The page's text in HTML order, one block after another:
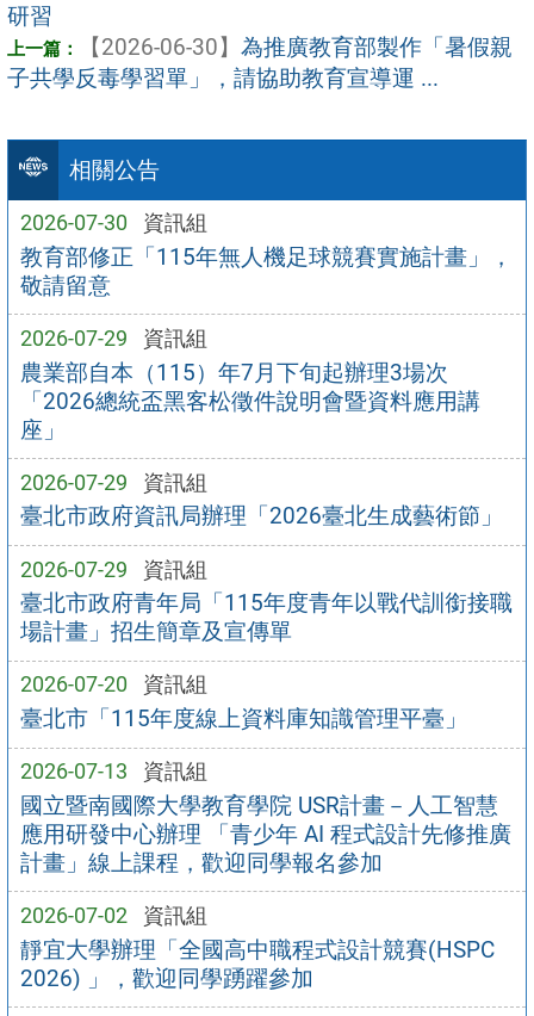
相關公告
2026-07-30 資訊組
教育部修正「115年無人機足球競賽實施計畫」，
敬請留意
2026-07-29 資訊組
農業部自本（115）年7月下旬起辦理3場次
「2026總統盃黑客松徵件說明會暨資料應用講
座」
2026-07-29 資訊組
臺北市政府資訊局辦理「2026臺北生成藝術節」
2026-07-29 資訊組
臺北市政府青年局「115年度青年以戰代訓銜接職
場計畫」招生簡章及宣傳單
2026-07-20 資訊組
臺北市「115年度線上資料庫知識管理平臺」
2026-07-13 資訊組
國立暨南國際大學教育學院 USR計畫－人工智慧
應用研發中心辦理 「青少年 AI 程式設計先修推廣
計畫」線上課程，歡迎同學報名參加
2026-07-02 資訊組
靜宜大學辦理「全國高中職程式設計競賽(HSPC
2026) 」，歡迎同學踴躍參加
研習
【2026-06-30】 為推廣教育部製作「暑假親
子共學反毒學習單」，請協助教育宣導運 ...